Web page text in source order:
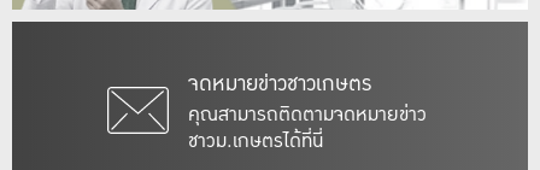
จดหมายข่าวชาวเกษตร
คุณสามารถติดตามจดหมายข่าว
ชาวม.เกษตรได้ที่นี่